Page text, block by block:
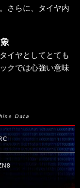
さらに、タイヤ内
イヤとしてとても
クでは心強い意味
Data